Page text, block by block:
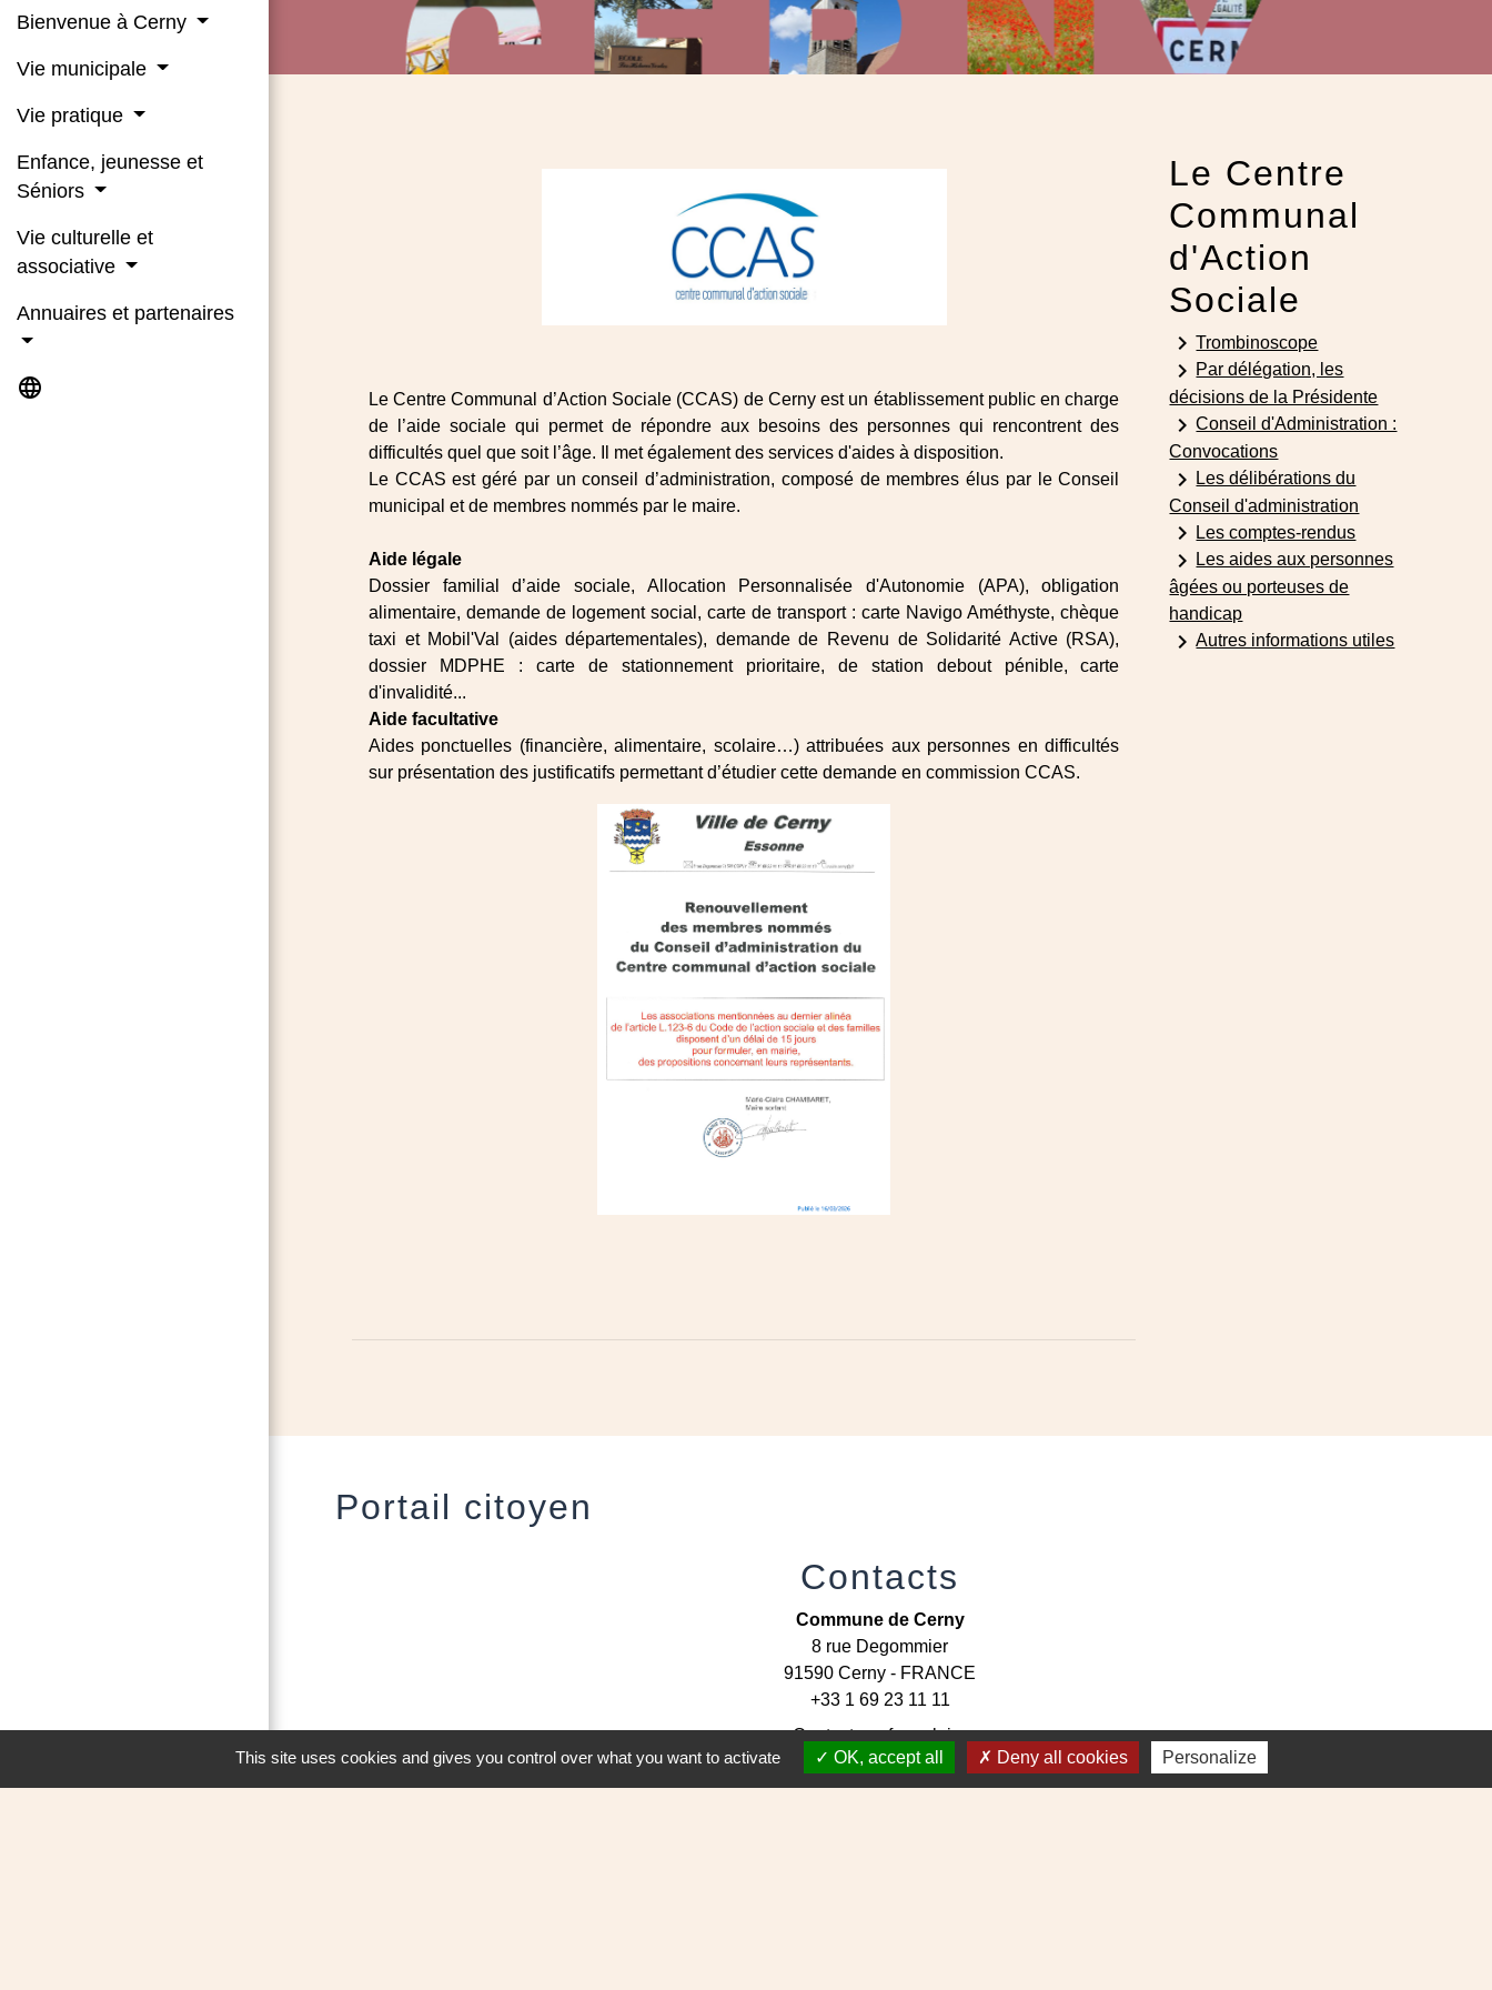
Bienvenue à Cerny
Vie municipale
Vie pratique
Enfance, jeunesse et
Séniors
Vie culturelle et
associative
Annuaires et partenaires
language
Le Centre Communal d’Action Sociale (CCAS) de Cerny est un établissement public en charge
de l’aide sociale qui permet de répondre aux besoins des personnes qui rencontrent des
difficultés quel que soit l’âge. Il met également des services d'aides à disposition.
Le CCAS est géré par un conseil d’administration, composé de membres élus par le Conseil
municipal et de membres nommés par le maire.
Aide légale
Dossier familial d’aide sociale, Allocation Personnalisée d'Autonomie (APA), obligation
alimentaire, demande de logement social, carte de transport : carte Navigo Améthyste, chèque
taxi et Mobil'Val (aides départementales), demande de Revenu de Solidarité Active (RSA),
dossier MDPHE : carte de stationnement prioritaire, de station debout pénible, carte
d'invalidité...
Aide facultative
Aides ponctuelles (financière, alimentaire, scolaire…) attribuées aux personnes en difficultés
sur présentation des justificatifs permettant d’étudier cette demande en commission CCAS.
Le Centre
Communal
d'Action
Sociale
keyboard_arrow_rightTrombinoscope
keyboard_arrow_rightPar délégation, les
décisions de la Présidente
keyboard_arrow_rightConseil d'Administration :
Convocations
keyboard_arrow_rightLes délibérations du
Conseil d'administration
keyboard_arrow_rightLes comptes-rendus
keyboard_arrow_rightLes aides aux personnes
âgées ou porteuses de
handicap
keyboard_arrow_rightAutres informations utiles
Portail citoyen
Contacts
Commune de Cerny
8 rue Degommier
91590 Cerny - FRANCE
+33 1 69 23 11 11
Contact par formulaire
This site uses cookies and gives you control over what you want to activate OK, accept all Deny all cookies Personalize